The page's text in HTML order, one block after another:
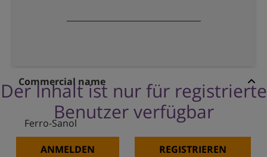
Der Inhalt ist nur für registrierte
Benutzer verfügbar
ANMELDEN REGISTRIEREN
Commercial name
Ferro-Sanol